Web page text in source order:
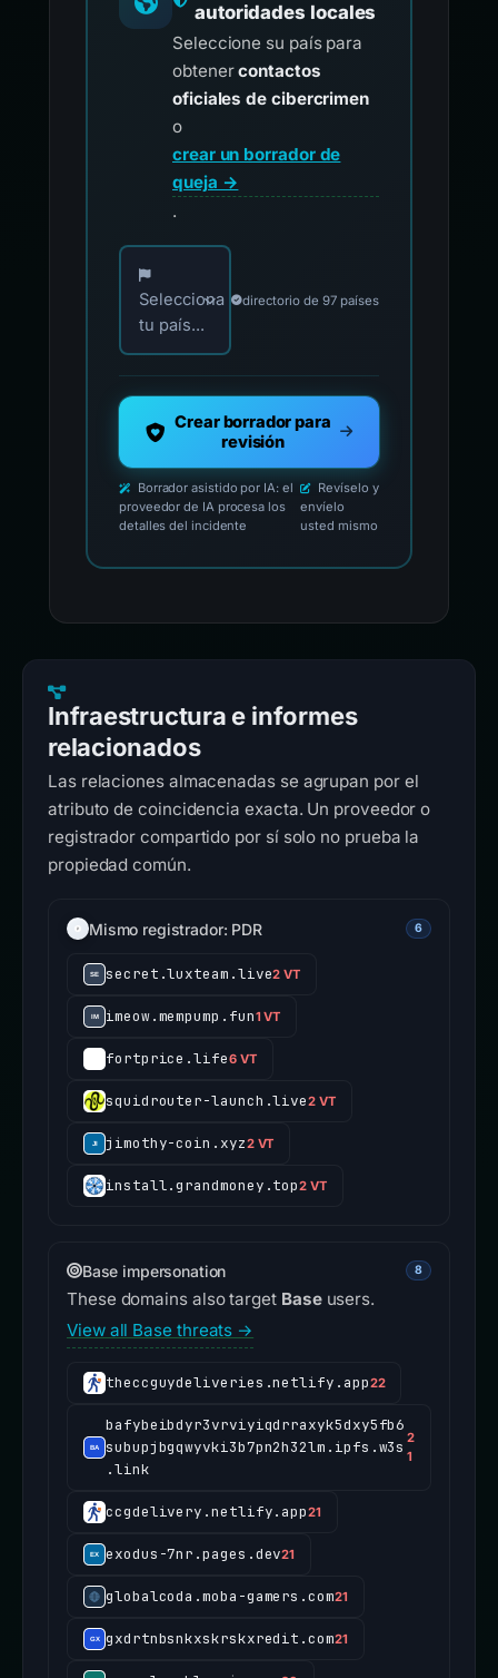
autoridades locales
Seleccione su país para
obtenercontactos
oficiales de cibercrimen
o
crear un borrador de
queja →
.
Elija su país para los contactos oficiales de
Selecciona
tu país...
directorio de 97 países
Crear borrador para
revisión
Borrador asistido por IA: el
proveedor de IA procesa los
detalles del incidente
Revíselo y
envíelo
usted mismo
Infraestructura e informes
relacionados
Las relaciones almacenadas se agrupan por el
atributo de coincidencia exacta. Un proveedor o
registrador compartido por sí solo no prueba la
propiedad común.
Mismo registrador: PDR 6
secret.luxteam.live2 VT
imeow.mempump.fun1 VT
fortprice.life6 VT
squidrouter-launch.live2 VT
jimothy-coin.xyz2 VT
install.grandmoney.top2 VT
Base impersonation 8
These domains also target Baseusers.
View all Base threats →
theccguydeliveries.netlify.app22
bafybeibdyr3vrviyiqdrraxyk5dxy5fb6
subupjbgqwyvki3b7pn2h32lm.ipfs.w3s
.link
2
1
ccgdelivery.netlify.app21
exodus-7nr.pages.dev21
globalcoda.moba-gamers.com21
gxdrtnbsnkxskrskxredit.com21